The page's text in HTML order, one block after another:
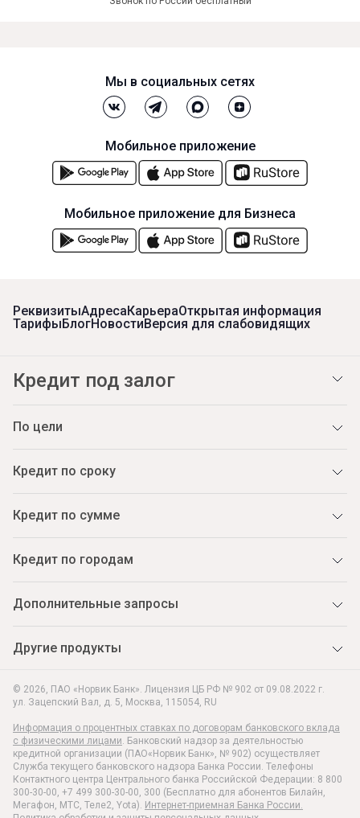
© 2026, ПАО «Норвик Банк». Лицензия ЦБ РФ № 902 от 09.08.2022 г.
ул. Зацепский Вал, д. 5, Москва, 115054, RU
Информация о процентных ставках по договорам банковского вклада
с физическими лицами. Банковский надзор за деятельностью
кредитной организации (ПАО«Норвик Банк», № 902) осуществляет
Служба текущего банковского надзора Банка России. Телефоны
Контактного центра Центрального банка Российской Федерации: 8 800
300-30-00, +7 499 300-30-00, 300 (Бесплатно для абонентов Билайн,
Мегафон, МТС, Теле2, Yota). Интернет-приемная Банка России.
РеквизитыАдресаКарьераОткрытая информация
ТарифыБлогНовостиВерсия для слабовидящих
Кредит под залог
По цели
Кредит по сроку
Кредит по сумме
Кредит по городам
Дополнительные запросы
Другие продукты
Мы в социальных сетях
Мобильное приложение
Мобильное приложение для Бизнеса